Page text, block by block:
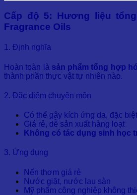
Cấp độ 5: Hương liệu
Fragrance Oils
1. Định nghĩa
Hoàn toàn là sản phẩm tổng hợp
thành phần thực vật tự nhiên nào.
2. Đặc điểm chuyên môn
Có thể gây kích ứng da, đặc
Giá rẻ, dễ sản xuất hàng loạt
Không có tác dụng sinh học
3. Ứng dụng
Nến thơm giá rẻ
Nước giặt, nước lau sàn
Mỹ phẩm công nghiệp không